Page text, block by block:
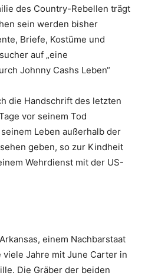
des Country-Rebellen trägt
sein werden bisher
Briefe, Kostüme und
auf „eine
Johnny Cashs Leben“
die Handschrift des letzten
vor seinem Tod
Leben außerhalb der
geben, so zur Kindheit
Wehrdienst mit der US-
einem Nachbarstaat
Jahre mit June Carter in
Die Gräber der beiden